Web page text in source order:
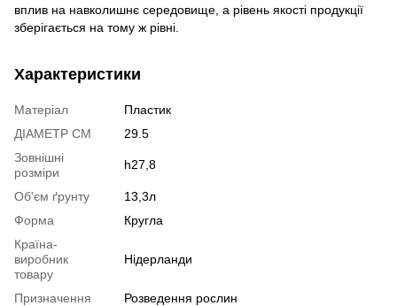
вплив на навколишнє середовище, а рівень якості продукції
зберігається на тому ж рівні.
Характеристики
Матеріал
Пластик
ДІАМЕТР СМ
29.5
Зовнішні
розміри
h27,8
Об'єм ґрунту
13,3л
Форма
Кругла
Країна-
виробник
товару
Нідерланди
Призначення Розведення рослин